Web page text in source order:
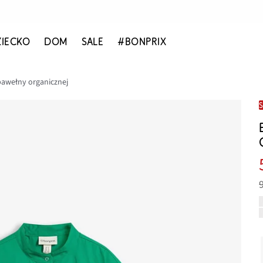
DOM SALE #BONPRIX
organicznej